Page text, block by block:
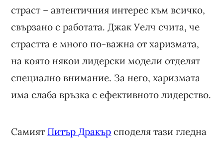
страст – автентичния интерес към всичко,
свързано с работата. Джак Уелч счита, че
страстта е много по-важна от харизмата,
на която някои лидерски модели отделят
специално внимание. За него, харизмата
има слаба връзка с ефективното лидерство.
Самият Питър Дракър споделя тази гледна